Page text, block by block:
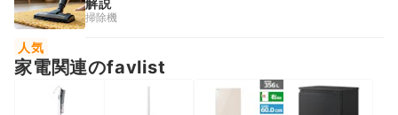
解説
掃除機
人気
家電関連のfavlist